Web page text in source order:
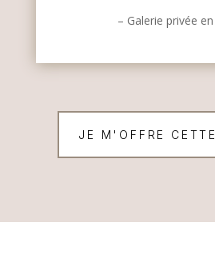
– Galerie privée
JE M'OFFRE